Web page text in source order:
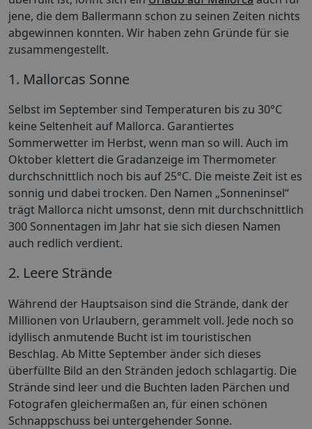
jene, die dem Ballermann schon zu seinen Zeiten nichts
abgewinnen konnten. Wir haben zehn Gründe für sie
zusammengestellt.
1. Mallorcas Sonne
Selbst im September sind Temperaturen bis zu 30°C
keine Seltenheit auf Mallorca. Garantiertes
Sommerwetter im Herbst, wenn man so will. Auch im
Oktober klettert die Gradanzeige im Thermometer
durchschnittlich noch bis auf 25°C. Die meiste Zeit ist es
sonnig und dabei trocken. Den Namen „Sonneninsel“
trägt Mallorca nicht umsonst, denn mit durchschnittlich
300 Sonnentagen im Jahr hat sie sich diesen Namen
auch redlich verdient.
2. Leere Strände
Während der Hauptsaison sind die Strände, dank der
Millionen von Urlaubern, gerammelt voll. Jede noch so
idyllisch anmutende Bucht ist im touristischen
Beschlag. Ab Mitte September änder sich dieses
überfüllte Bild an den Stränden jedoch schlagartig. Die
Strände sind leer und die Buchten laden Pärchen und
Fotografen gleichermaßen an, für einen schönen
Schnappschuss bei untergehender Sonne.